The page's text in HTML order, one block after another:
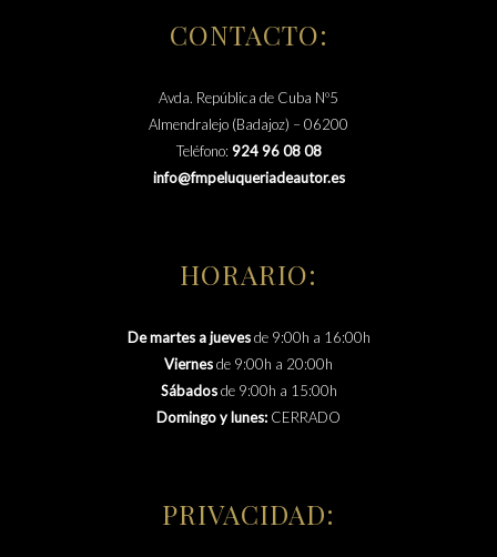
CONTACTO:
Avda. República de Cuba Nº5
Almendralejo (Badajoz) – 06200
Teléfono: 924 96 08 08
info@fmpeluqueriadeautor.es
HORARIO:
De martes a juevesde 9:00h a 16:00h
Viernesde 9:00h a 20:00h
Sábadosde 9:00h a 15:00h
Domingo y lunes: CERRADO
PRIVACIDAD: